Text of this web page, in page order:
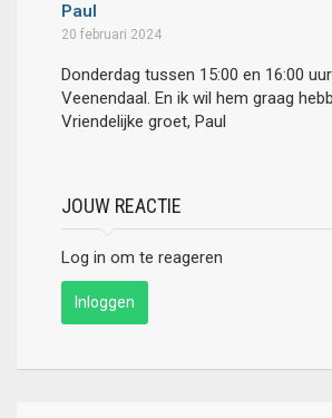
Paul
20 februari 2024
Donderdag tussen 15:00 en 16:00
Veenendaal. En ik wil hem graag
Vriendelijke groet, Paul
JOUW REACTIE
Log in om te reageren
Inloggen